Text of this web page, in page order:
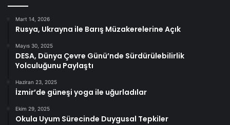
Mart 14, 2026
Rusya, Ukrayna ile Barış Müzakerelerine Açık
Mayıs 30, 2025
DESA, Dünya Çevre Günü’nde Sürdürülebilirlik
Yolculuğunu Paylaştı
Haziran 23, 2025
İzmir’de güneşi yoga ile uğurladılar
Ekim 29, 2025
Okula Uyum Sürecinde Duygusal Tepkiler